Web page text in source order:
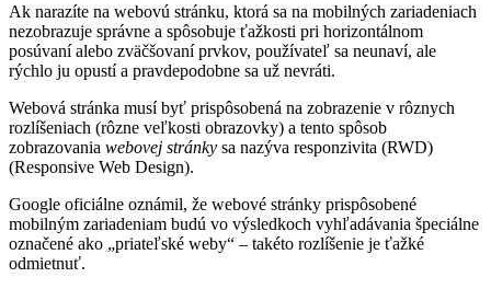
Ak narazíte na webovú stránku, ktorá sa na mobilných zariadeniach
nezobrazuje správne a spôsobuje ťažkosti pri horizontálnom
posúvaní alebo zväčšovaní prvkov, používateľ sa neunaví, ale
rýchlo ju opustí a pravdepodobne sa už nevráti.
Webová stránka musí byť prispôsobená na zobrazenie v rôznych
rozlíšeniach (rôzne veľkosti obrazovky) a tento spôsob
zobrazovania webovej stránky sa nazýva responzivita (RWD)
(Responsive Web Design).
Google oficiálne oznámil, že webové stránky prispôsobené
mobilným zariadeniam budú vo výsledkoch vyhľadávania špeciálne
označené ako „priateľské weby“ – takéto rozlíšenie je ťažké
odmietnuť.